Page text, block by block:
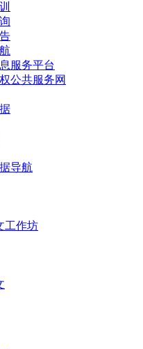
服务平台
公共服务网
导航
工作坊